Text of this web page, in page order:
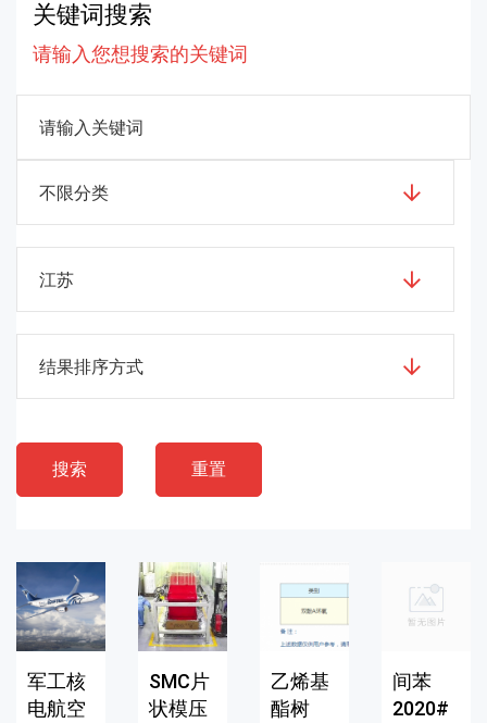
关键词搜索
请输入您想搜索的关键词
不限分类
江苏
结果排序方式
搜索 重置
军工核
电航空
SMC片
状模压
乙烯基
酯树
间苯
2020#